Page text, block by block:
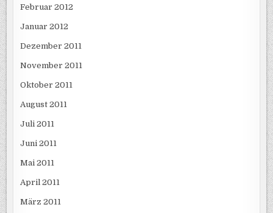
Februar 2012
Januar 2012
Dezember 2011
November 2011
Oktober 2011
August 2011
Juli 2011
Juni 2011
Mai 2011
April 2011
März 2011